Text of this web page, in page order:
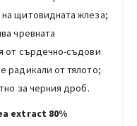
щитовидната жлеза;
чревната
от сърдечно-съдови
радикали от тялото;
за черния дроб.
еxtract 80%